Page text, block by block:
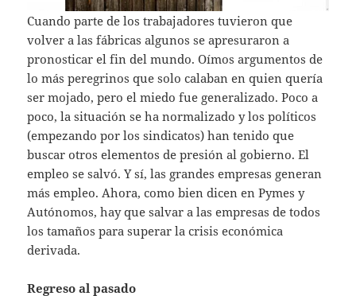
Cuando parte de los trabajadores tuvieron que
volver a las fábricas algunos se apresuraron a
pronosticar el fin del mundo. Oímos argumentos de
lo más peregrinos que solo calaban en quien quería
ser mojado, pero el miedo fue generalizado. Poco a
poco, la situación se ha normalizado y los políticos
(empezando por los sindicatos) han tenido que
buscar otros elementos de presión al gobierno. El
empleo se salvó. Y sí, las grandes empresas generan
más empleo. Ahora, como bien dicen en Pymes y
Autónomos, hay que salvar a las empresas de todos
los tamaños para superar la crisis económica
derivada.
Regreso al pasado